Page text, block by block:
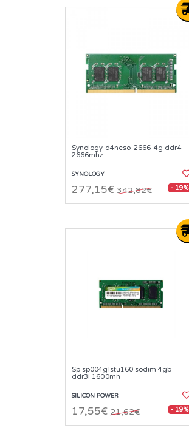
Synology d4neso-2666-4g ddr4
2666mhz
SYNOLOGY
277,15€ 342,82€ - 19%
Sp sp004glstu160 sodim 4gb
ddr3l 1600mh
SILICON POWER
17,55€ 21,62€ - 19%